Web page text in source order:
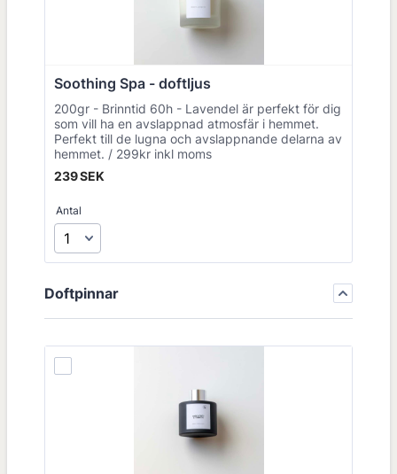
Soothing Spa - doftljus
200gr - Brinntid 60h - Lavendel är perfekt för dig
som vill ha en avslappnad atmosfär i hemmet.
Perfekt till de lugna och avslappnande delarna av
hemmet. / 299kr inkl moms
239 SEK
239SEK
Antal
Doftpinnar